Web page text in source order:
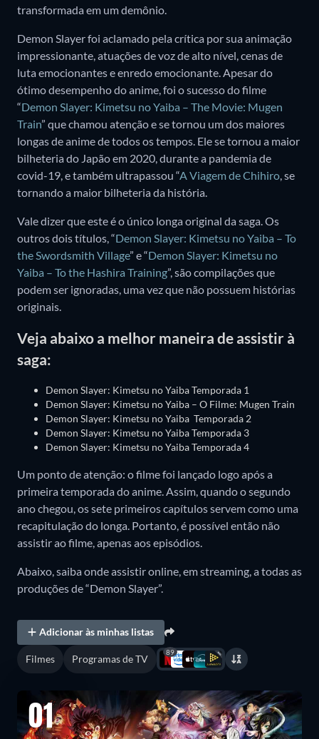
transformada em um demônio.
Demon Slayer foi aclamado pela crítica por sua animação
impressionante, atuações de voz de alto nível, cenas de
luta emocionantes e enredo emocionante. Apesar do
ótimo desempenho do anime, foi o sucesso do filme
“Demon Slayer: Kimetsu no Yaiba – The Movie: Mugen
Train” que chamou atenção e se tornou um dos maiores
longas de anime de todos os tempos. Ele se tornou a maior
bilheteria do Japão em 2020, durante a pandemia de
covid-19, e também ultrapassou “A Viagem de Chihiro , se
tornando a maior bilheteria da história.
Vale dizer que este é o único longa original da saga. Os
outros dois títulos, “Demon Slayer: Kimetsu no Yaiba – To
the Swordsmith Village” e “Demon Slayer: Kimetsu no
Yaiba – To the Hashira Training”, são compilações que
podem ser ignoradas, uma vez que não possuem histórias
originais.
Veja abaixo a melhor maneira de assistir à
saga:
Demon Slayer: Kimetsu no Yaiba Temporada 1
Demon Slayer: Kimetsu no Yaiba – O Filme: Mugen Train
Demon Slayer: Kimetsu no Yaiba Temporada 2
Demon Slayer: Kimetsu no Yaiba Temporada 3
Demon Slayer: Kimetsu no Yaiba Temporada 4
Um ponto de atenção: o filme foi lançado logo após a
primeira temporada do anime. Assim, quando o segundo
ano chegou, os sete primeiros capítulos servem como uma
recapitulação do longa. Portanto, é possível então não
assistir ao filme, apenas aos episódios.
Abaixo, saiba onde assistir online, em streaming, a todas as
produções de “Demon Slayer”.
Adicionar às minhas listas
Filmes Programas de TV
89
01